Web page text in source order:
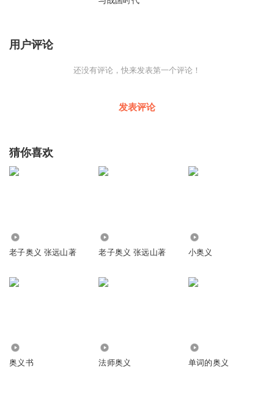
用户评论
还没有评论，快来发表第一个评论！
发表评论
猜你喜欢
老子奥义 张远山著 老子奥义 张远山著 小奥义
奥义书 法师奥义 单词的奥义